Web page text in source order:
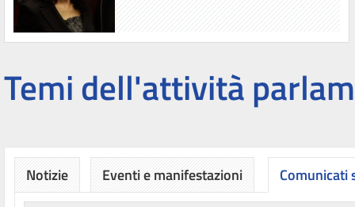
Temi dell'attività
Notizie Eventi e manifestazioni Comunicati